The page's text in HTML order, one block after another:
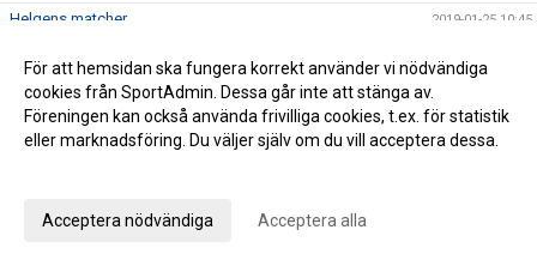
Helgens matcher 2019-01-25 10:45
Helgens dubbel i futsal!
Helgens matcher 2019-01-18 20:19
Läsning om vår rörelseprofil samt info om helgen
2019 smyger igång
För att hemsidan ska fungera korrekt använder vi nödvändiga
cookies från SportAdmin. Dessa går inte att stänga av.
Föreningen kan också använda frivilliga cookies, t.ex. för statistik
eller marknadsföring. Du väljer själv om du vill acceptera dessa.
Acceptera nödvändiga Acceptera alla